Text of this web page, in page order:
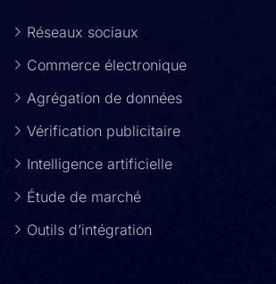
Réseaux sociaux
Commerce électronique
Agrégation de données
Vérification publicitaire
Intelligence artificielle
Étude de marché
Outils d’intégration